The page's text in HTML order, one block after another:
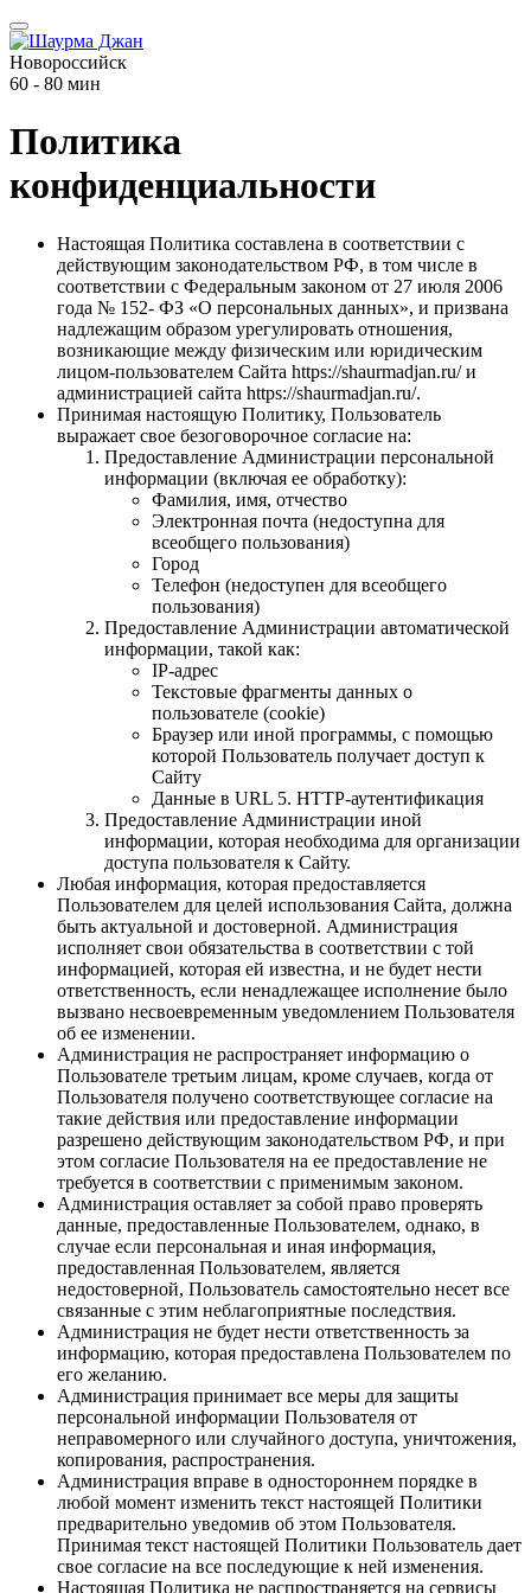
Новороссийск
60 - 80 мин
Политика
конфиденциальности
Настоящая Политика составлена в соответствии с
действующим законодательством РФ, в том числе в
соответствии с Федеральным законом от 27 июля 2006
года № 152- ФЗ «О персональных данных», и призвана
надлежащим образом урегулировать отношения,
возникающие между физическим или юридическим
лицом-пользователем Сайта https://shaurmadjan.ru/и
администрацией сайта https://shaurmadjan.ru/.
Принимая настоящую Политику, Пользователь
выражает свое безоговорочное согласие на:
Предоставление Администрации персональной
информации (включая ее обработку):
Фамилия, имя, отчество
Электронная почта (недоступна для
всеобщего пользования)
Город
Телефон (недоступен для всеобщего
пользования)
Предоставление Администрации автоматической
информации, такой как:
IP-адрес
Текстовые фрагменты данных о
пользователе (cookie)
Браузер или иной программы, с помощью
которой Пользователь получает доступ к
Сайту
Данные в URL 5. HTTP-аутентификация
Предоставление Администрации иной
информации, которая необходима для организации
доступа пользователя к Сайту.
Любая информация, которая предоставляется
Пользователем для целей использования Сайта, должна
быть актуальной и достоверной. Администрация
исполняет свои обязательства в соответствии с той
информацией, которая ей известна, и не будет нести
ответственность, если ненадлежащее исполнение было
вызвано несвоевременным уведомлением Пользователя
об ее изменении.
Администрация не распространяет информацию о
Пользователе третьим лицам, кроме случаев, когда от
Пользователя получено соответствующее согласие на
такие действия или предоставление информации
разрешено действующим законодательством РФ, и при
этом согласие Пользователя на ее предоставление не
требуется в соответствии с применимым законом.
Администрация оставляет за собой право проверять
данные, предоставленные Пользователем, однако, в
случае если персональная и иная информация,
предоставленная Пользователем, является
недостоверной, Пользователь самостоятельно несет все
связанные с этим неблагоприятные последствия.
Администрация не будет нести ответственность за
информацию, которая предоставлена Пользователем по
его желанию.
Администрация принимает все меры для защиты
персональной информации Пользователя от
неправомерного или случайного доступа, уничтожения,
копирования, распространения.
Администрация вправе в одностороннем порядке в
любой момент изменить текст настоящей Политики
предварительно уведомив об этом Пользователя.
Принимая текст настоящей Политики Пользователь дает
свое согласие на все последующие к ней изменения.
Настоящая Политика не распространяется на сервисы